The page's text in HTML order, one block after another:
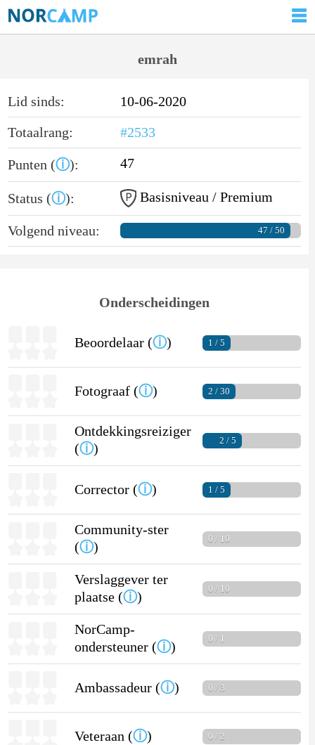
emrah
Lid sinds:
10-06-2020
Totaalrang:
#2533
Punten (ⓘ): 47
Status (ⓘ): Basisniveau / Premium
Volgend niveau: 47 / 50
Onderscheidingen
Beoordelaar (ⓘ) 1 / 5
Fotograaf (ⓘ) 2 / 30
Ontdekkingsreiziger
(ⓘ)
2 / 5
Corrector (ⓘ) 1 / 5
Community-ster
(ⓘ)
0 / 10
Verslaggever ter
plaatse (ⓘ)
0 / 10
NorCamp-
ondersteuner (ⓘ)
0 / 1
Ambassadeur (ⓘ) 0 / 3
Veteraan (ⓘ) 0 / 2